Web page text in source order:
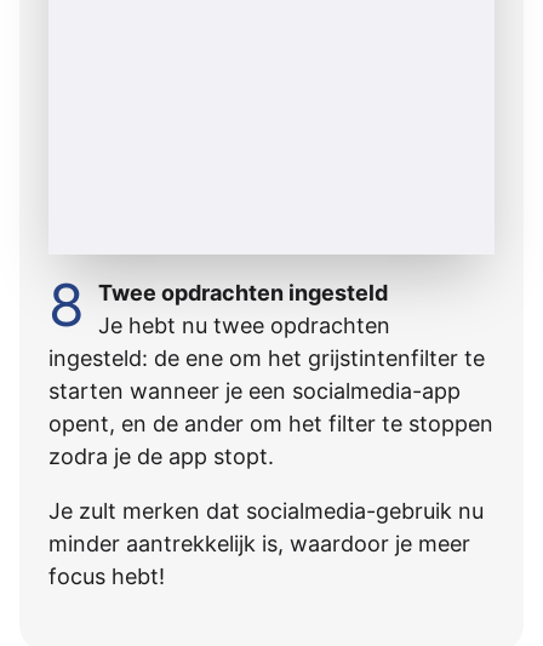
8
Twee opdrachten ingesteld
Je hebt nu twee opdrachten
ingesteld: de ene om het grijstintenfilter te
starten wanneer je een socialmedia-app
opent, en de ander om het filter te stoppen
zodra je de app stopt.
Je zult merken dat socialmedia-gebruik nu
minder aantrekkelijk is, waardoor je meer
focus hebt!